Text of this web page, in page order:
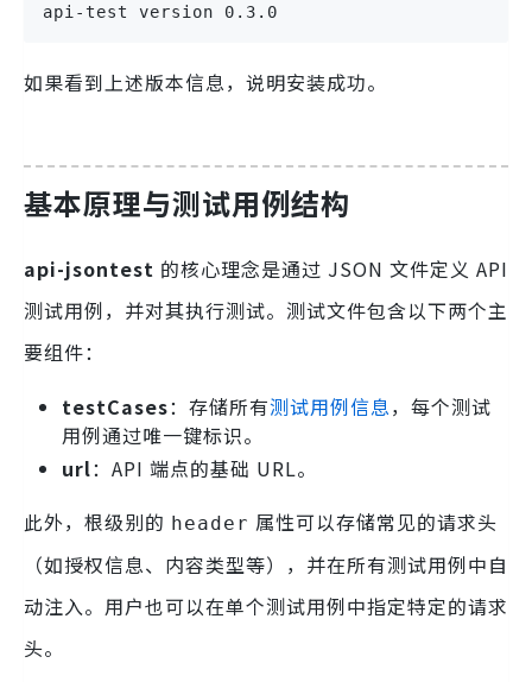
api-test version 0.3.0
如果看到上述版本信息，说明安装成功。
基本原理与测试用例结构
api-jsontest 的核心理念是通过 JSON 文件定义 API
测试用例，并对其执行测试。测试文件包含以下两个主
要组件：
testCases：存储所有测试用例信息，每个测试
用例通过唯一键标识。
url：API 端点的基础 URL。
此外，根级别的 header 属性可以存储常见的请求头
（如授权信息、内容类型等），并在所有测试用例中自
动注入。用户也可以在单个测试用例中指定特定的请求
头。